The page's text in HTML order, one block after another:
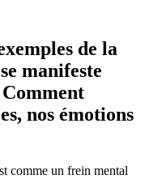
de la
manifeste
nos émotions
comme un frein mental